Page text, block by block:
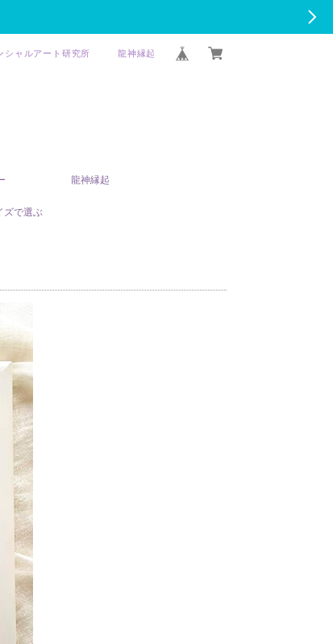
シャルアート研究所 龍神縁起
龍神縁起
ズで選ぶ